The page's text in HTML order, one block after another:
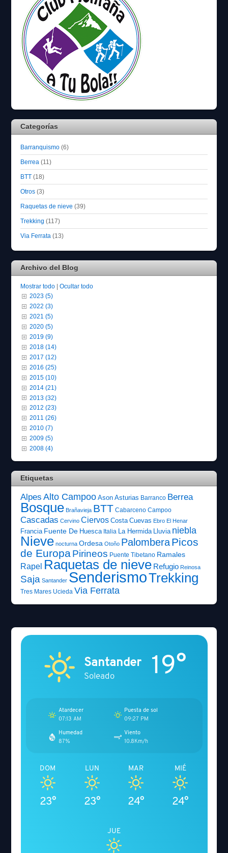
Categorías
Barranquismo (6)
Berrea (11)
BTT (18)
Otros (3)
Raquetas de nieve (39)
Trekking (117)
Via Ferrata (13)
Archivo del Blog
Mostrar todo |Ocultar todo
2023 (5)
2022 (3)
2021 (5)
2020 (5)
2019 (9)
2018 (14)
2017 (12)
2016 (25)
2015 (10)
2014 (21)
2013 (32)
2012 (23)
2011 (26)
2010 (7)
2009 (5)
2008 (4)
Etiquetas
Alpes Alto Campoo Ason Asturias Barranco Berrea
Bosque Brañavieja BTT Cabarceno Campoo
Cascadas Cervino Ciervos Costa Cuevas Ebro El Henar
Francia Fuente De Huesca Italia La Hermida Lluvia niebla
Nieve nocturna Ordesa Otoño PalomberaPicos
de EuropaPirineos Puente Tibetano Ramales
Rapel Raquetas de nieve Refugio Reinosa
Saja Santander SenderismoTrekking
Tres Mares Ucieda Via Ferrata
Santander
Soleado 19°
Atardecer
07:13 AM
Puesta de sol
09:27 PM
Humedad
87%
Viento
10.8Km/h
DOM
23°
LUN
23°
MAR
24°
MIÉ
24°
JUE